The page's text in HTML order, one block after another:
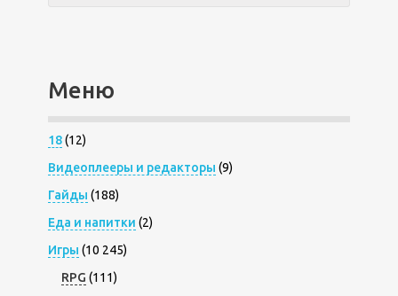
Меню
18(12)
Видеоплееры и редакторы (9)
Гайды (188)
Еда и напитки (2)
Игры (10 245)
RPG (111)